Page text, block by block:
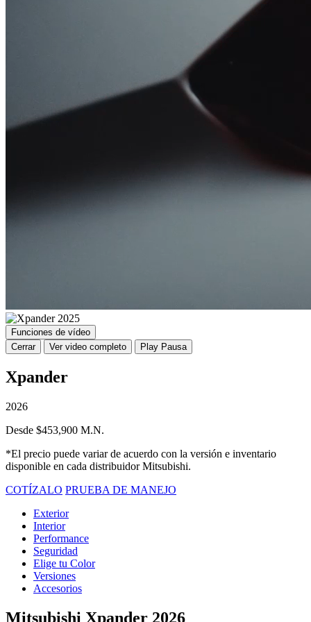
Funciones de vídeo
Cerrar
Ver video completo Play Pausa
Xpander
2026
Desde $453,900 M.N.
*El precio puede variar de acuerdo con la versión e inventario
disponible en cada distribuidor Mitsubishi.
COTÍZALO PRUEBA DE MANEJO
Exterior
Interior
Performance
Seguridad
Elige tu Color
Versiones
Accesorios
Mitsubishi Xpander 2026